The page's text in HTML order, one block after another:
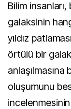
Bilim
galaksinin
yıldız
örtülü bir
anlaşılmasına
oluşumunu